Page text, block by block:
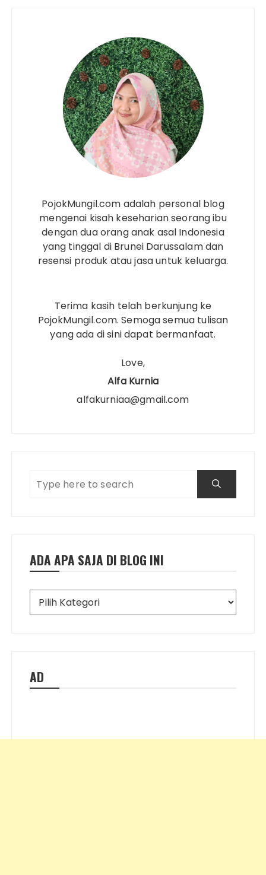
PojokMungil.com adalah personal blog
mengenai kisah keseharian seorang ibu
dengan dua orang anak asal Indonesia
yang tinggal di Brunei Darussalam dan
resensi produk atau jasa untuk keluarga.
Terima kasih telah berkunjung ke
PojokMungil.com. Semoga semua tulisan
yang ada di sini dapat bermanfaat.
Love,
Alfa Kurnia
alfakurniaa@gmail.com
ADA APA SAJA DI BLOG INI
Ada
Apa
AD